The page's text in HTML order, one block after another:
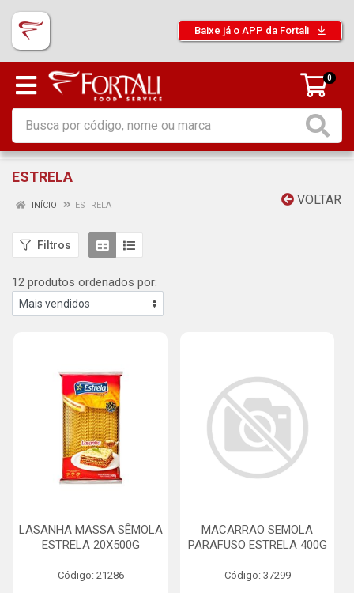
Baixe já o APP da Fortali
0
ESTRELA
VOLTAR
INÍCIO ESTRELA
Filtros
12 produtos ordenados por:
LASANHA MASSA SÊMOLA
ESTRELA 20X500G
Código: 21286
MACARRAO SEMOLA
PARAFUSO ESTRELA 400G
Código: 37299